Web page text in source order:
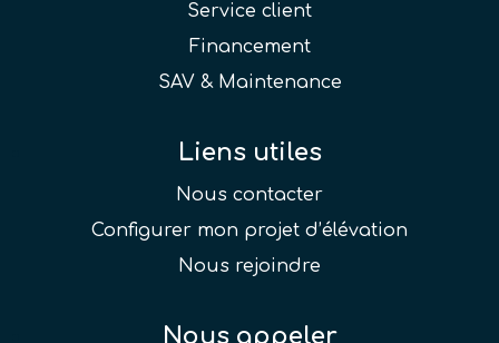
Service client
Financement
SAV & Maintenance
Liens utiles
Nous contacter
Configurer mon projet d’élévation
Nous rejoindre
Nous appeler